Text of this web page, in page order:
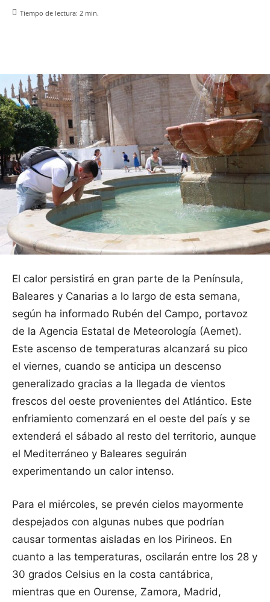
Tiempo de lectura: 2 min.
El calor persistirá en gran parte de la Península,
Baleares y Canarias a lo largo de esta semana,
según ha informado Rubén del Campo, portavoz
de la Agencia Estatal de Meteorología (Aemet).
Este ascenso de temperaturas alcanzará su pico
el viernes, cuando se anticipa un descenso
generalizado gracias a la llegada de vientos
frescos del oeste provenientes del Atlántico. Este
enfriamiento comenzará en el oeste del país y se
extenderá el sábado al resto del territorio, aunque
el Mediterráneo y Baleares seguirán
experimentando un calor intenso.
Para el miércoles, se prevén cielos mayormente
despejados con algunas nubes que podrían
causar tormentas aisladas en los Pirineos. En
cuanto a las temperaturas, oscilarán entre los 28 y
30 grados Celsius en la costa cantábrica,
mientras que en Ourense, Zamora, Madrid,